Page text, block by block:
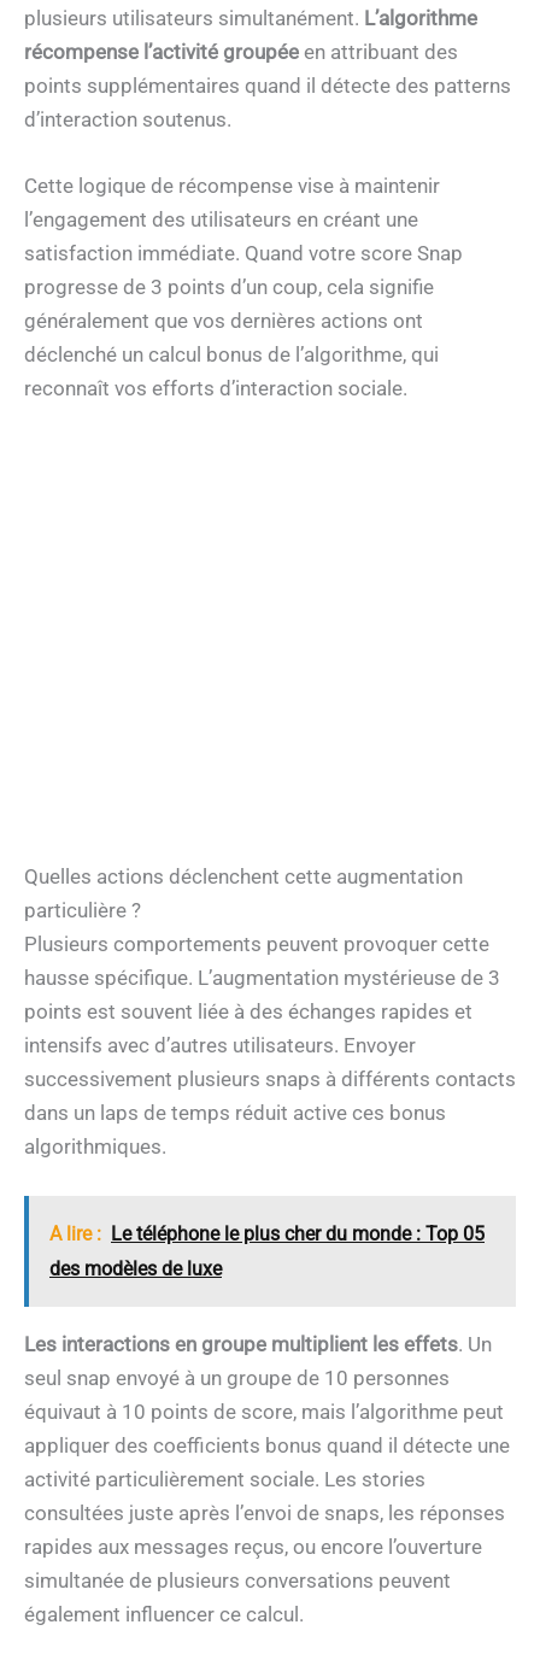
plusieurs utilisateurs simultanément. L’algorithme
récompense l’activité groupée en attribuant des
points supplémentaires quand il détecte des patterns
d’interaction soutenus.
Cette logique de récompense vise à maintenir
l’engagement des utilisateurs en créant une
satisfaction immédiate. Quand votre score Snap
progresse de 3 points d’un coup, cela signifie
généralement que vos dernières actions ont
déclenché un calcul bonus de l’algorithme, qui
reconnaît vos efforts d’interaction sociale.
Quelles actions déclenchent cette augmentation
particulière ?
Plusieurs comportements peuvent provoquer cette
hausse spécifique. L’augmentation mystérieuse de 3
points est souvent liée à des échanges rapides et
intensifs avec d’autres utilisateurs. Envoyer
successivement plusieurs snaps à différents contacts
dans un laps de temps réduit active ces bonus
algorithmiques.
A lire : Le téléphone le plus cher du monde : Top 05
des modèles de luxe
Les interactions en groupe multiplient les effets. Un
seul snap envoyé à un groupe de 10 personnes
équivaut à 10 points de score, mais l’algorithme peut
appliquer des coefficients bonus quand il détecte une
activité particulièrement sociale. Les stories
consultées juste après l’envoi de snaps, les réponses
rapides aux messages reçus, ou encore l’ouverture
simultanée de plusieurs conversations peuvent
également influencer ce calcul.